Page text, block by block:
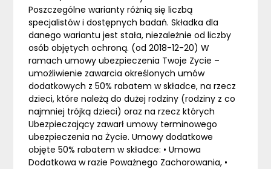
Poszczególne warianty różnią się liczbą
specjalistów i dostępnych badań. Składka dla
danego wariantu jest stała, niezależnie od liczby
osób objętych ochroną. (od 2018-12-20) W
ramach umowy ubezpieczenia Twoje Zycie –
umożliwienie zawarcia określonych umów
dodatkowych z 50% rabatem w składce, na rzecz
dzieci, które należą do dużej rodziny (rodziny z co
najmniej trójką dzieci) oraz na rzecz których
Ubezpieczający zawarł umowy terminowego
ubezpieczenia na Życie. Umowy dodatkowe
objęte 50% rabatem w składce: • Umowa
Dodatkowa w razie Poważnego Zachorowania, •